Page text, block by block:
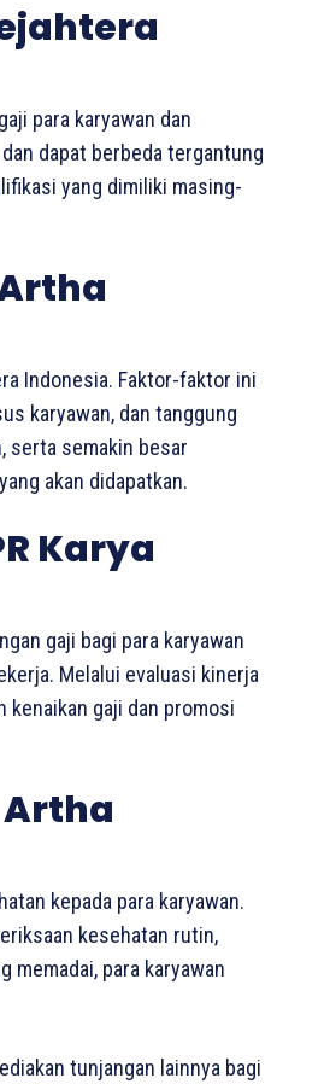
para karyawan dan
dapat berbeda tergantung
yang dimiliki masing-
Indonesia. Faktor-faktor ini
karyawan, dan tanggung
serta semakin besar
akan didapatkan.
Karya
gaji bagi para karyawan
Melalui evaluasi kinerja
kenaikan gaji dan promosi
kepada para karyawan.
kesehatan rutin,
memadai, para karyawan
tunjangan lainnya bagi